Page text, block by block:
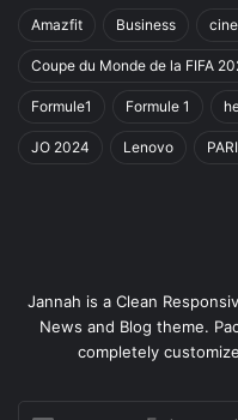
Amazfit Business
Coupe du Monde de la FIFA
Formule1 Formule 1
JO 2024 Lenovo
Jannah is a Clean
News and Blog theme.
completely